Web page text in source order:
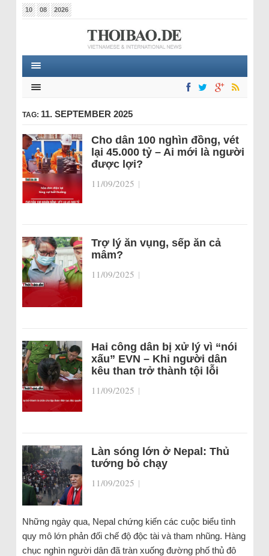
10 08 2026
TAG: 11. SEPTEMBER 2025
Cho dân 100 nghìn đồng, vét
lại 45.000 tỷ – Ai mới là người
được lợi?
11/09/2025 |
Trợ lý ăn vụng, sếp ăn cả
mâm?
11/09/2025 |
Hai công dân bị xử lý vì “nói
xấu” EVN – Khi người dân
kêu than trở thành tội lỗi
11/09/2025 |
Làn sóng lớn ở Nepal: Thủ
tướng bỏ chạy
11/09/2025 |
Những ngày qua, Nepal chứng kiến các cuộc biểu tình
quy mô lớn phản đối chế độ độc tài và tham nhũng. Hàng
chục nghìn người dân đã tràn xuống đường phố thủ đô